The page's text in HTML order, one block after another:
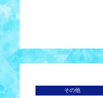
その他